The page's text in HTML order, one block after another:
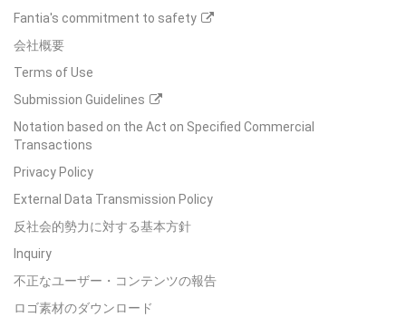
Fantia's commitment to safety
会社概要
Terms of Use
Submission Guidelines
Notation based on the Act on Specified Commercial
Transactions
Privacy Policy
External Data Transmission Policy
反社会的勢力に対する基本方針
Inquiry
不正なユーザー・コンテンツの報告
ロゴ素材のダウンロード